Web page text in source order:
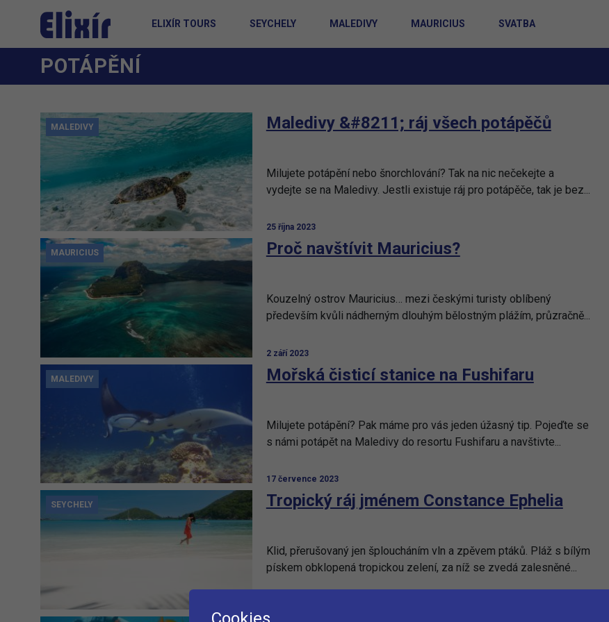
ELIXÍR TOURS SEYCHELY MALEDIVY MAURICIUS SVATBA
POTÁPĚNÍ
25 října 2023
MALEDIVY Maledivy &#8211; ráj všech potápěčů
Milujete potápění nebo šnorchlování? Tak na nic nečekejte a
vydejte se na Maledivy. Jestli existuje ráj pro potápěče, tak je bez...
2 září 2023
MAURICIUS Proč navštívit Mauricius?
Kouzelný ostrov Mauricius… mezi českými turisty oblíbený
především kvůli nádherným dlouhým bělostným plážím, průzračně...
17 července 2023
MALEDIVY Mořská čisticí stanice na Fushifaru
Milujete potápění? Pak máme pro vás jeden úžasný tip. Pojeďte se
s námi potápět na Maledivy do resortu Fushifaru a navštivte...
SEYCHELY Tropický ráj jménem Constance Ephelia
Klid, přerušovaný jen šploucháním vln a zpěvem ptáků. Pláž s bílým
pískem obklopená tropickou zelení, za níž se zvedá zalesněné...